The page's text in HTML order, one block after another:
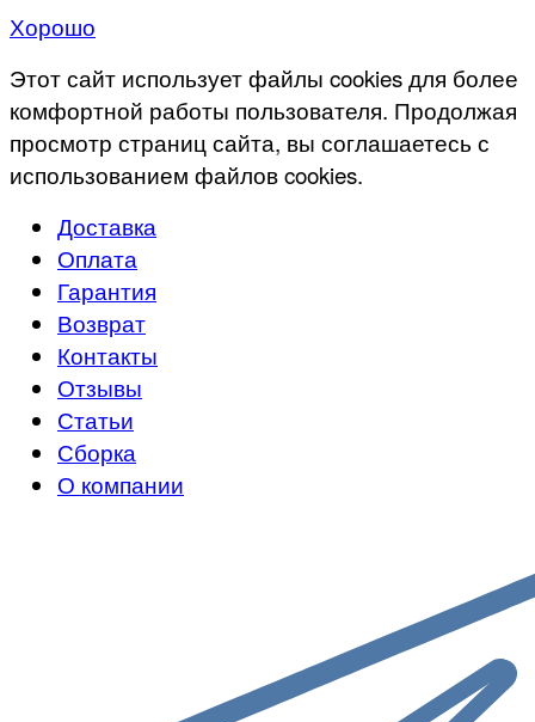
Хорошо
Этот сайт использует файлы cookies для более
комфортной работы пользователя. Продолжая
просмотр страниц сайта, вы соглашаетесь с
использованием файлов cookies.
Доставка
Оплата
Гарантия
Возврат
Контакты
Отзывы
Статьи
Сборка
О компании